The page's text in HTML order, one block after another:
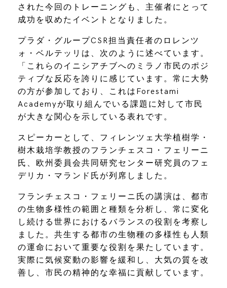
された今回のトレーニングも、主催者にとって
成功を収めたイベントとなりました。
プラダ・グループCSR担当責任者のロレンツ
ォ・ベルテッリは、次のように述べています。
「これらのイニシアチブへのミラノ市民のポジ
ティブな反応を誇りに感じています。常に大勢
の方が参加しており、これはForestami
Academyが取り組んでいる課題に対して市民
が大きな関心を示している表れです。
スピーカーとして、フィレンツェ大学植樹学・
樹木栽培学教授のフランチェスコ・フェリーニ
氏、欧州委員会共同研究センター研究員のフェ
デリカ・マランド氏が列席しました。
フランチェスコ・フェリーニ氏の講演は、都市
の生物多様性の範囲と種類を分析し、常に変化
し続ける世界におけるバランスの役割を考察し
ました。共生する都市の生物種の多様性も人類
の運命において重要な役割を果たしています。
実際に気候変動の影響を緩和し、大気の質を改
善し、市民の精神的な幸福に貢献しています。